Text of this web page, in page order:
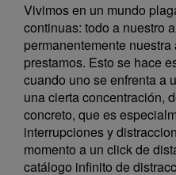
Vivimos en un mundo
continuas: todo a nuestro
permanentemente
prestamos. Esto se hace
cuando uno se enfrenta a
una cierta concentración,
concreto, que es
interrupciones y
momento a un click de
catálogo infinito de